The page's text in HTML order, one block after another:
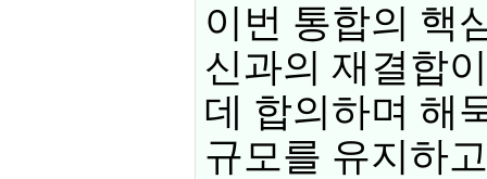
이번 통합의 핵
신과의 재결합
데 합의하며 해
규모를 유지하